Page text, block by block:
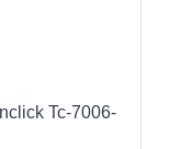
Tc-7006-